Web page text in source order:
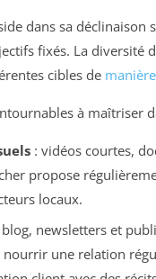
dans sa déclinaison
fixés. La diversité
cibles de manière
à maîtriser
: vidéos courtes,
propose
locaux.
newsletters et
une relation